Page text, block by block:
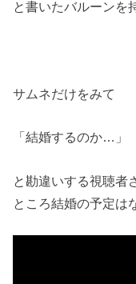
と書いたバルーンを
サムネだけをみて
「結婚するのか…」
と勘違いする視聴者
ところ結婚の予定は